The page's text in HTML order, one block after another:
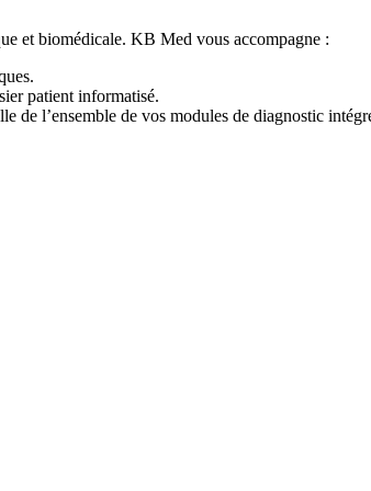
et biomédicale. KB Med vous accompagne :
patient informatisé.
de l’ensemble de vos modules de diagnostic